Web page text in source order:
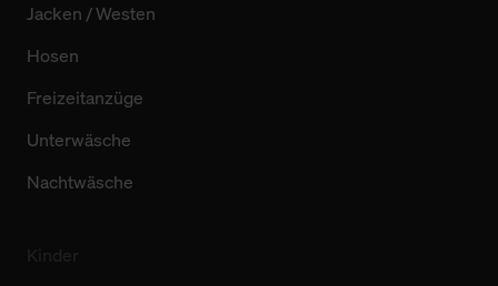
Jacken / Westen
Hosen
Freizeitanzüge
Unterwäsche
Nachtwäsche